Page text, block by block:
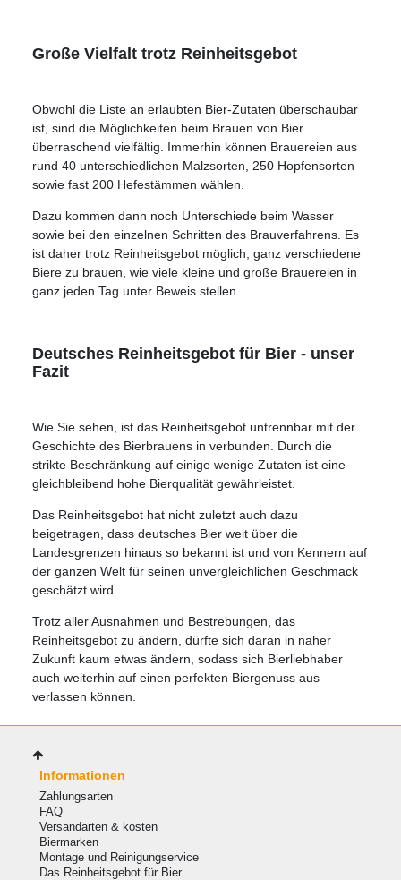
Große Vielfalt trotz Reinheitsgebot
Obwohl die Liste an erlaubten Bier-Zutaten überschaubar
ist, sind die Möglichkeiten beim Brauen von Bier
überraschend vielfältig. Immerhin können Brauereien aus
rund 40 unterschiedlichen Malzsorten, 250 Hopfensorten
sowie fast 200 Hefestämmen wählen.
Dazu kommen dann noch Unterschiede beim Wasser
sowie bei den einzelnen Schritten des Brauverfahrens. Es
ist daher trotz Reinheitsgebot möglich, ganz verschiedene
Biere zu brauen, wie viele kleine und große Brauereien in
ganz jeden Tag unter Beweis stellen.
Deutsches Reinheitsgebot für Bier - unser
Fazit
Wie Sie sehen, ist das Reinheitsgebot untrennbar mit der
Geschichte des Bierbrauens in verbunden. Durch die
strikte Beschränkung auf einige wenige Zutaten ist eine
gleichbleibend hohe Bierqualität gewährleistet.
Das Reinheitsgebot hat nicht zuletzt auch dazu
beigetragen, dass deutsches Bier weit über die
Landesgrenzen hinaus so bekannt ist und von Kennern auf
der ganzen Welt für seinen unvergleichlichen Geschmack
geschätzt wird.
Trotz aller Ausnahmen und Bestrebungen, das
Reinheitsgebot zu ändern, dürfte sich daran in naher
Zukunft kaum etwas ändern, sodass sich Bierliebhaber
auch weiterhin auf einen perfekten Biergenuss aus
verlassen können.
Informationen
Zahlungsarten
FAQ
Versandarten & kosten
Biermarken
Montage und Reinigungservice
Das Reinheitsgebot für Bier